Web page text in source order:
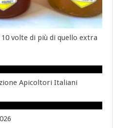
volte di più di quello extra
Apicoltori Italiani